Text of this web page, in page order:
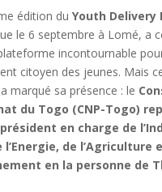
édition du Youth Delivery
le 6 septembre à Lomé, a
incontournable
citoyen des jeunes. Mais
marqué sa présence : le
du Togo (CNP-Togo)
en charge de
l’Energie, de l’Agriculture
en la personne de